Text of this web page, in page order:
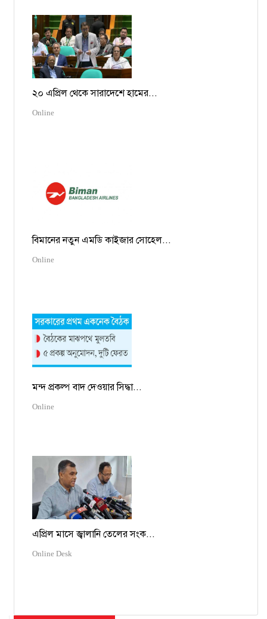
২০ এপ্রিল থেকে সারাদেশে হামের...
Online
বিমানের নতুন এমডি কাইজার সোহেল...
Online
মন্দ প্রকল্প বাদ দেওয়ার সিদ্ধা...
Online
এপ্রিল মাসে জ্বালানি তেলের সংক...
Online Desk